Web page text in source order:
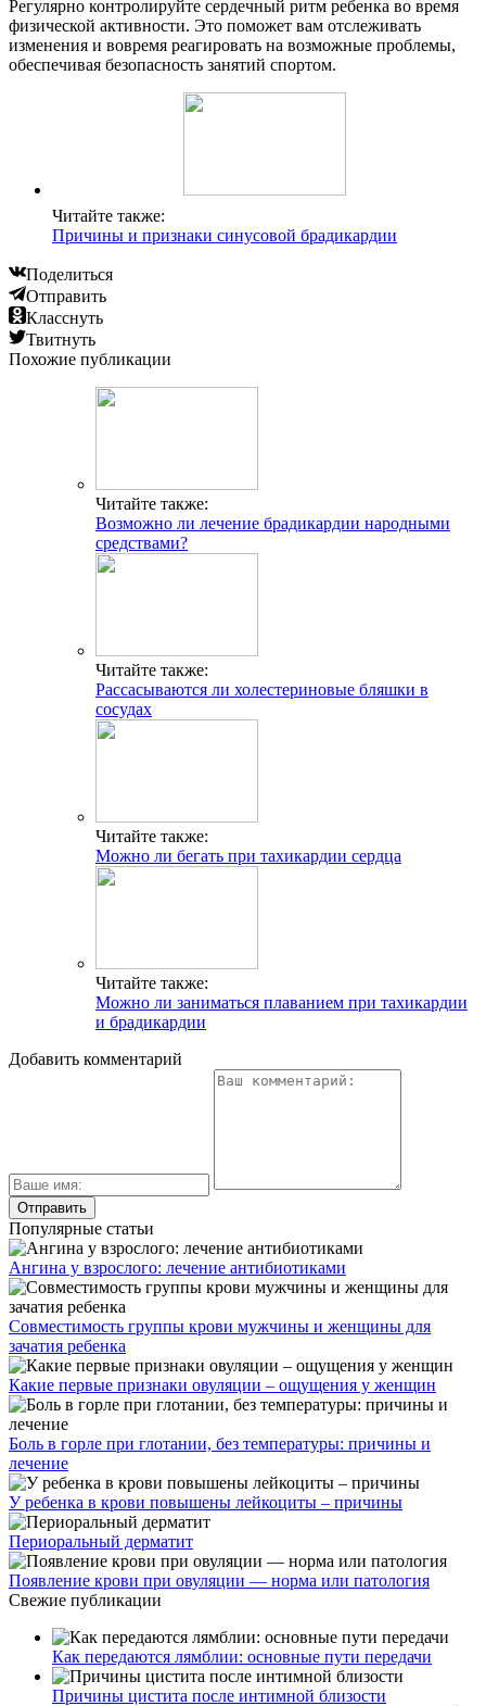
Регулярно контролируйте сердечный ритм ребенка во время
физической активности. Это поможет вам отслеживать
изменения и вовремя реагировать на возможные проблемы,
обеспечивая безопасность занятий спортом.
Читайте также:
Причины и признаки синусовой брадикардии
Поделиться
Отправить
Класснуть
Твитнуть
Похожие публикации
Читайте также:
Возможно ли лечение брадикардии народными
средствами?
Читайте также:
Рассасываются ли холестериновые бляшки в
сосудах
Читайте также:
Можно ли бегать при тахикардии сердца
Читайте также:
Можно ли заниматься плаванием при тахикардии
и брадикардии
Добавить комментарий
Популярные статьи
Ангина у взрослого: лечение антибиотиками
Совместимость группы крови мужчины и женщины для
зачатия ребенка
Какие первые признаки овуляции – ощущения у женщин
Боль в горле при глотании, без температуры: причины и
лечение
У ребенка в крови повышены лейкоциты – причины
Периоральный дерматит
Появление крови при овуляции — норма или патология
Свежие публикации
Как передаются лямблии: основные пути передачи
Причины цистита после интимной близости